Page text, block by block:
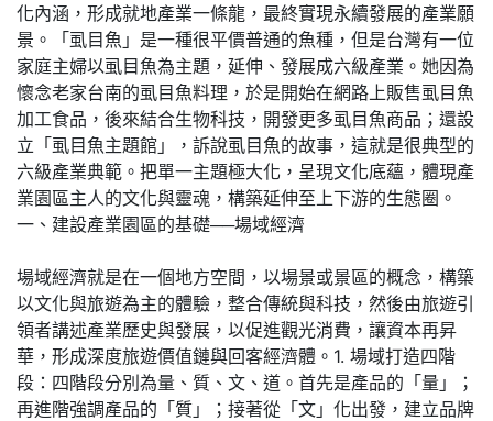
化內涵，形成就地產業一條龍，最終實現永續發展的產業願
景。「虱目魚」是一種很平價普通的魚種，但是台灣有一位
家庭主婦以虱目魚為主題，延伸、發展成六級產業。她因為
懷念老家台南的虱目魚料理，於是開始在網路上販售虱目魚
加工食品，後來結合生物科技，開發更多虱目魚商品；還設
立「虱目魚主題館」，訴說虱目魚的故事，這就是很典型的
六級產業典範。把單一主題極大化，呈現文化底蘊，體現產
業園區主人的文化與靈魂，構築延伸至上下游的生態圈。
一、建設產業園區的基礎──場域經濟
場域經濟就是在一個地方空間，以場景或景區的概念，構築
以文化與旅遊為主的體驗，整合傳統與科技，然後由旅遊引
領者講述產業歷史與發展，以促進觀光消費，讓資本再昇
華，形成深度旅遊價值鏈與回客經濟體。1. 場域打造四階
段：四階段分別為量、質、文、道。首先是產品的「量」；
再進階強調產品的「質」；接著從「文」化出發，建立品牌